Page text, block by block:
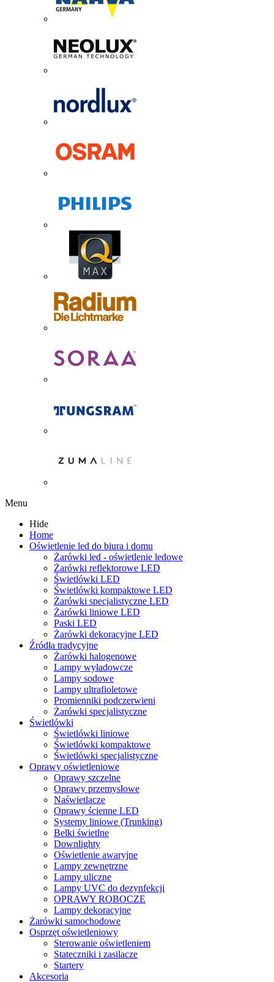
Menu
Hide
Home
Oświetlenie led do biura i domu
Żarówki led - oświetlenie ledowe
Żarówki reflektorowe LED
Świetlówki LED
Świetlówki kompaktowe LED
Żarówki specjalistyczne LED
Żarówki liniowe LED
Paski LED
Żarówki dekoracyjne LED
Źródła tradycyjne
Żarówki halogenowe
Lampy wyładowcze
Lampy sodowe
Lampy ultrafioletowe
Promienniki podczerwieni
Żarówki specjalistyczne
Świetlówki
Świetlówki liniowe
Świetlówki kompaktowe
Świetlówki specjalistyczne
Oprawy oświetleniowe
Oprawy szczelne
Oprawy przemysłowe
Naświetlacze
Oprawy ścienne LED
Systemy liniowe (Trunking)
Belki świetlne
Downlighty
Oświetlenie awaryjne
Lampy zewnętrzne
Lampy uliczne
Lampy UVC do dezynfekcji
OPRAWY ROBOCZE
Lampy dekoracyjne
Żarówki samochodowe
Osprzęt oświetleniowy
Sterowanie oświetleniem
Stateczniki i zasilacze
Startery
Akcesoria